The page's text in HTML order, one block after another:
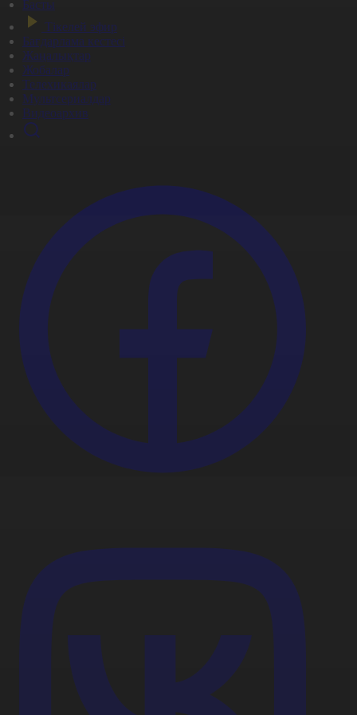
Басты
Тікелей эфир
Бағдарлама кестесі
Жаңалықтар
Жобалар
Телехикаялар
Мультсериалдар
Видеоархив